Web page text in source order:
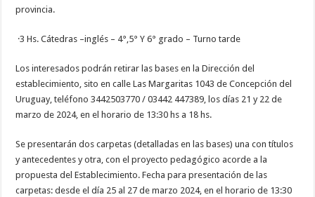
provincia.
·3 Hs. Cátedras –inglés – 4°,5° Y 6° grado – Turno tarde
Los interesados podrán retirar las bases en la Dirección del
establecimiento, sito en calle Las Margaritas 1043 de Concepción del
Uruguay, teléfono 3442503770 / 03442 447389, los días 21 y 22 de
marzo de 2024, en el horario de 13:30 hs a 18 hs.
Se presentarán dos carpetas (detalladas en las bases) una con títulos
y antecedentes y otra, con el proyecto pedagógico acorde a la
propuestadel Establecimiento. Fecha para presentación de las
carpetas: desde el día 25 al 27 de marzo 2024, en el horario de 13:30